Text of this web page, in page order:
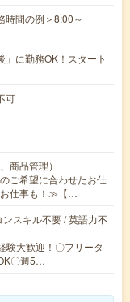
時間の例＞8:00～
に勤務OK！スタート
可
商品管理）
ご希望に合わせたお仕
お仕事も！≫【…
スキル不要 / 英語力不
験大歓迎！〇フリータ
〇週5…